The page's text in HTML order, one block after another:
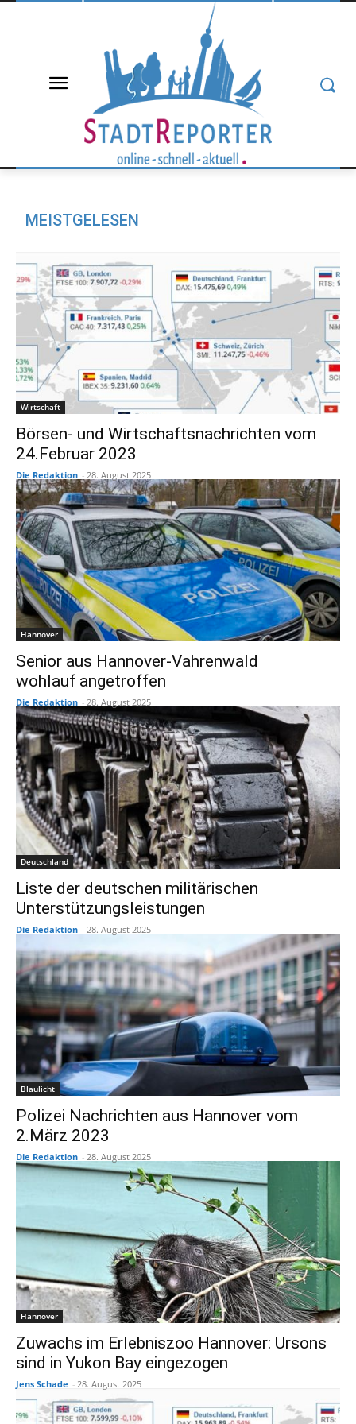
MEISTGELESEN
Wirtschaft
Börsen- und Wirtschaftsnachrichten vom
24.Februar 2023
Die Redaktion - 28. August 2025
Hannover
Senior aus Hannover-Vahrenwald
wohlauf angetroffen
Die Redaktion - 28. August 2025
Deutschland
Liste der deutschen militärischen
Unterstützungsleistungen
Die Redaktion - 28. August 2025
Blaulicht
Polizei Nachrichten aus Hannover vom
2.März 2023
Die Redaktion - 28. August 2025
Hannover
Zuwachs im Erlebniszoo Hannover: Ursons
sind in Yukon Bay eingezogen
Jens Schade - 28. August 2025